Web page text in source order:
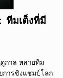
ทีมเต็งที่มี
กาล หลายทีม
ารชิงแชมป์โลก